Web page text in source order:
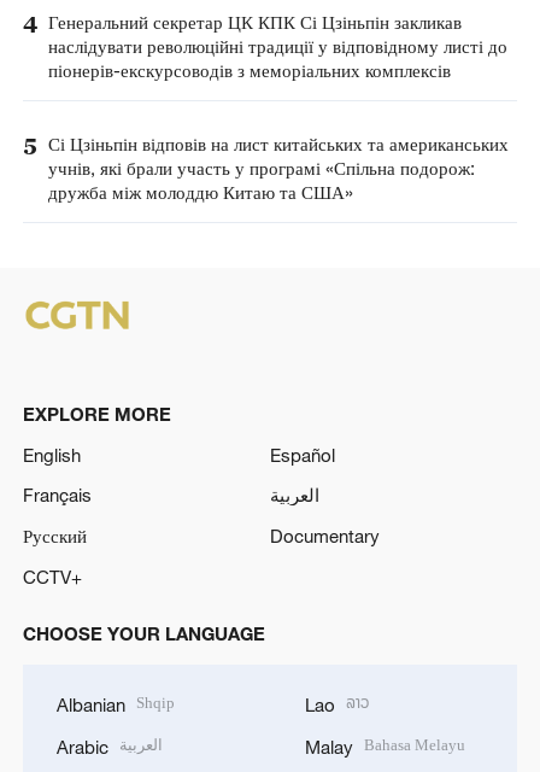
4 Генеральний секретар ЦК КПК Сі Цзіньпін закликав
наслідувати революційні традиції у відповідному листі до
піонерів-екскурсоводів з меморіальних комплексів
5 Сі Цзіньпін відповів на лист китайських та американських
учнів, які брали участь у програмі «Спільна подорож:
дружба між молоддю Китаю та США»
EXPLORE MORE
English
Español
Français
العربية
Русский
Documentary
CCTV+
CHOOSE YOUR LANGUAGE
Albanian Shqip
Arabic العربية
Lao ລາວ
Malay Bahasa Melayu